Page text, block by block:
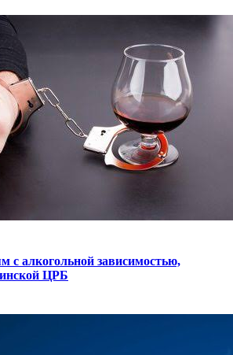
с алкогольной зависимостью,
ЦРБ